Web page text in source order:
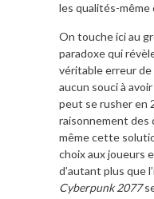
les qualités-même
On touche ici au
paradoxe qui
véritable erreur de
aucun souci à
peut se rusher en
raisonnement des
même cette
choix aux joueurs
d’autant plus que
Cyberpunk 2077